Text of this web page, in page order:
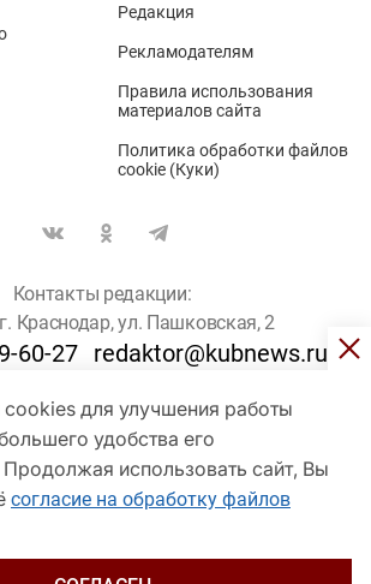
для улучшения работы
удобства его
Продолжая использовать сайт, Вы
согласие на обработку файлов
Редакция
Рекламодателям
Правила использования
материалов сайта
Политика обработки файлов
cookie (Куки)
Контакты редакции:
Краснодар, ул. Пашковская, 2
60-27 redaktor@kubnews.ru
пользователей старше 16 лет
© Кубанские Новости, 2017
зарегистрировано Федеральной
в сфере связи, информационных технологий
(Роскомнадзор). Регистрационный